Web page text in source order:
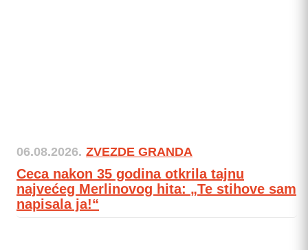
06.08.2026. ZVEZDE GRANDA
Ceca nakon 35 godina otkrila tajnu
najvećeg Merlinovog hita: „Te stihove sam
napisala ja!“